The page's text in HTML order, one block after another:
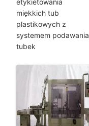
etykietowania
miękkich tub
plastikowych z
systemem podawania
tubek